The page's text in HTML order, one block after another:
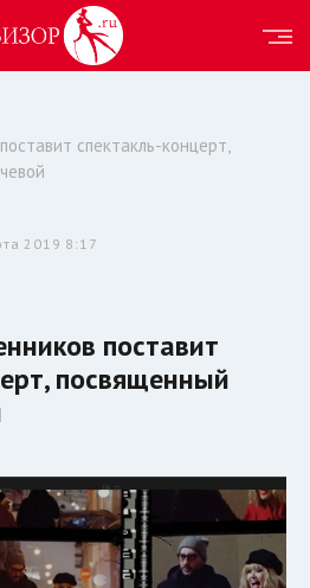
спектакль-концерт,
2019 8:17
поставит
посвященный